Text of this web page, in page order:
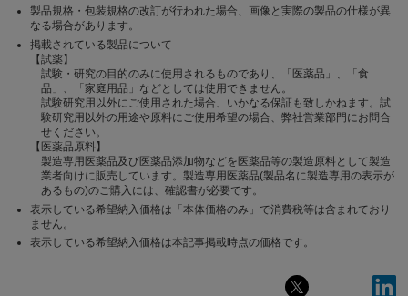
製品規格・包装規格の改訂が行われた場合、画像と実際の製品の仕様が異
なる場合があります。
掲載されている製品について
【試薬】
試験・研究の目的のみに使用されるものであり、「医薬品」、「食
品」、「家庭用品」などとしては使用できません。
試験研究用以外にご使用された場合、いかなる保証も致しかねます。試
験研究用以外の用途や原料にご使用希望の場合、弊社営業部門にお問合
せください。
【医薬品原料】
製造専用医薬品及び医薬品添加物などを医薬品等の製造原料として製造
業者向けに販売しています。製造専用医薬品(製品名に製造専用の表示が
あるもの)のご購入には、確認書が必要です。
表示している希望納入価格は「本体価格のみ」で消費税等は含まれており
ません。
表示している希望納入価格は本記事掲載時点の価格です。